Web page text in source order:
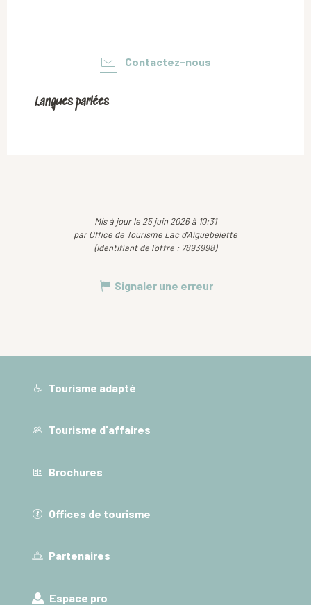
Contactez-nous
Langues parlées
Langues parlées
Mis à jour le 25 juin 2026 à 10:31
par Office de Tourisme Lac d'Aiguebelette
(Identifiant de l'offre : 7893998)
Signaler une erreur
Tourisme adapté
Tourisme d'affaires
Brochures
Offices de tourisme
Partenaires
Espace pro